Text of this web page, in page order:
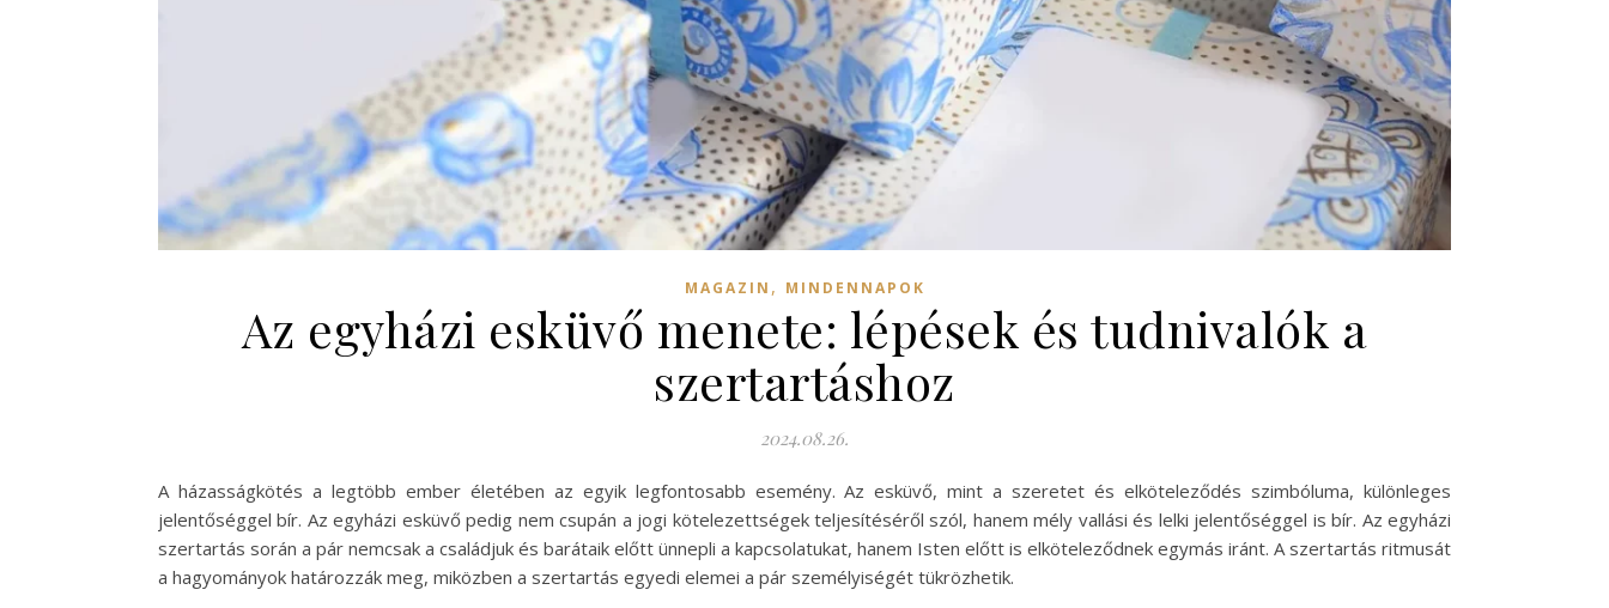
MAGAZIN , MINDENNAPOK
Az egyházi esküvő menete: lépések és tudnivalók a
szertartáshoz
2024.08.26.
A házasságkötés a legtöbb ember életében az egyik legfontosabb esemény. Az esküvő, mint a szeretet és elköteleződés szimbóluma, különleges
jelentőséggel bír. Az egyházi esküvő pedig nem csupán a jogi kötelezettségek teljesítéséről szól, hanem mély vallási és lelki jelentőséggel is bír. Az egyházi
szertartás során a pár nemcsak a családjuk és barátaik előtt ünnepli a kapcsolatukat, hanem Isten előtt is elköteleződnek egymás iránt. A szertartás ritmusát
a hagyományok határozzák meg, miközben a szertartás egyedi elemei a pár személyiségét tükrözhetik.